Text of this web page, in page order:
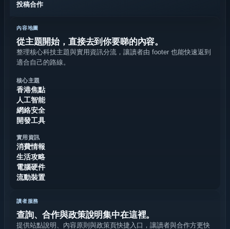
投稿合作
內容地圖
從主題開始，直接去到你要睇的內容。
整理核心科技主題與實用資訊分流，讓讀者由 footer 也能快速返到
適合自己的路線。
核心主題
香港焦點
人工智能
網絡安全
開發工具
實用資訊
消費情報
生活攻略
電腦硬件
流動裝置
讀者服務
查詢、合作與政策說明集中在這裡。
提供站點說明、內容原則與政策頁快捷入口，讓讀者與合作方更快